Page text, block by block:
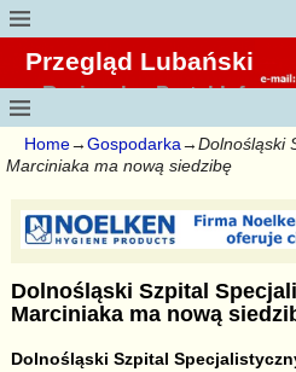
Przegląd Lubański
Regionalny Portal
Home→Gospodarka→Dolnośląski
Marciniaka ma nową siedzibę
Dolnośląski Szpital
Marciniaka ma nową
Dolnośląski Szpital